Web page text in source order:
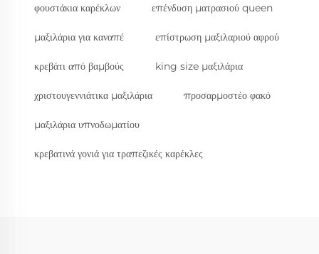
φουστάκια καρέκλων επένδυση ματρασιού queen
μαξιλάρια για καναπέ επίστρωση μαξιλαριού αφρού
κρεβάτι από βαμβούς king size μαξιλάρια
χριστουγεννιάτικα μαξιλάρια προσαρμοστέο φακό
μαξιλάρια υπνοδωματίου
κρεβατινά γονιά για τραπεζικές καρέκλες